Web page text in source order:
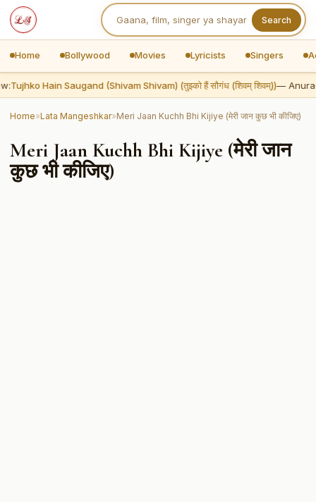
Search
Home Bollywood Movies Lyricists Singers
Tujhko Hain Saugand (Shivam Shivam) (तुझ्को हैं सौगंध (शिवम् शिवम्))—
Home»Lata Mangeshkar»Meri Jaan Kuchh Bhi Kijiye (मेरी जान कुछ भी कीजिए)
Meri Jaan Kuchh Bhi Kijiye (मेरी जान
कुछ भी कीजिए)